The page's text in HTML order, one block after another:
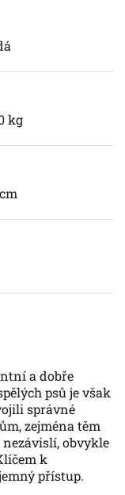
kg
a dobře
psů je však
správné
zejména těm
obvykle
k
přístup.